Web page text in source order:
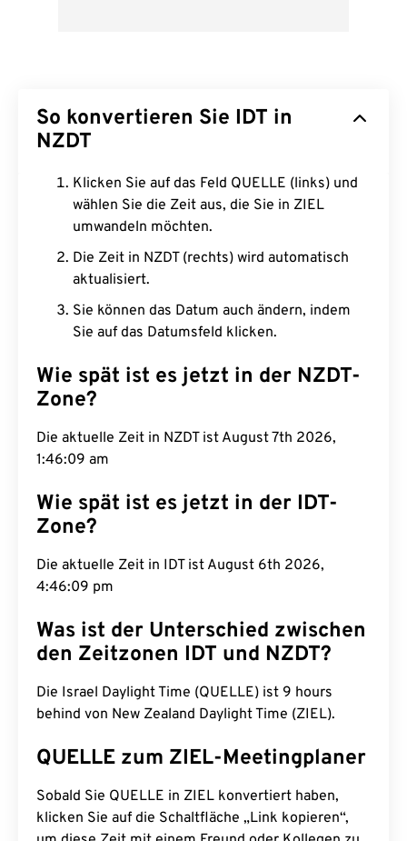
So konvertieren Sie IDT in
NZDT
Klicken Sie auf das Feld QUELLE (links) und
wählen Sie die Zeit aus, die Sie in ZIEL
umwandeln möchten.
Die Zeit in NZDT (rechts) wird automatisch
aktualisiert.
Sie können das Datum auch ändern, indem
Sie auf das Datumsfeld klicken.
Wie spät ist es jetzt in der NZDT-
Zone?
Die aktuelle Zeit in NZDT ist August 7th 2026,
1:46:10 am
Wie spät ist es jetzt in der IDT-
Zone?
Die aktuelle Zeit in IDT ist August 6th 2026,
4:46:10 pm
Was ist der Unterschied zwischen
den Zeitzonen IDT und NZDT?
Die Israel Daylight Time (QUELLE) ist 9 hours
behind von New Zealand Daylight Time (ZIEL).
QUELLE zum ZIEL-Meetingplaner
Sobald Sie QUELLE in ZIEL konvertiert haben,
klicken Sie auf die Schaltfläche „Link kopieren“,